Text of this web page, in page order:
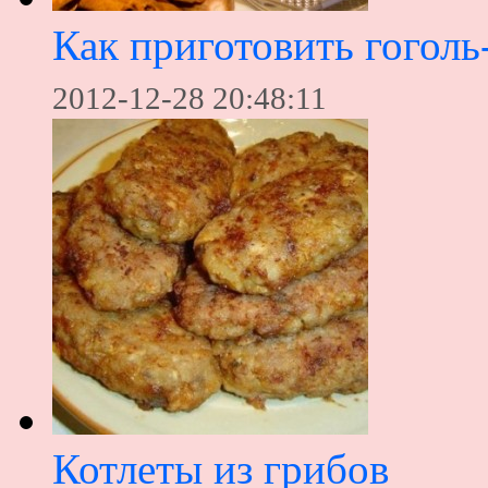
Как приготовить
2012-12-28 20:48:11
Котлеты из грибов